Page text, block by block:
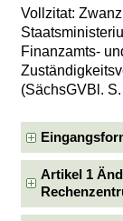
Vollzitat:
Finanzamts-
(SächsGVBl.
Artikel 1